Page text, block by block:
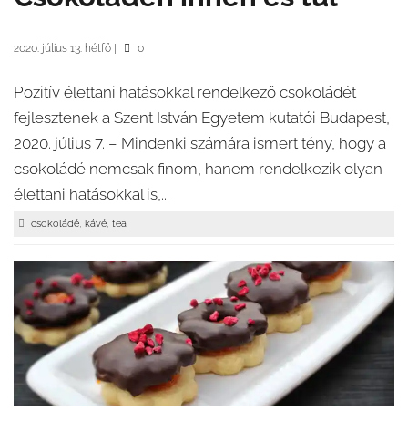
2020. július 13. hétfő 0
Pozitív élettani hatásokkal rendelkező csokoládét
fejlesztenek a Szent István Egyetem kutatói Budapest,
2020. július 7. – Mindenki számára ismert tény, hogy a
csokoládé nemcsak finom, hanem rendelkezik olyan
élettani hatásokkal is,...
csokoládé, kávé, tea